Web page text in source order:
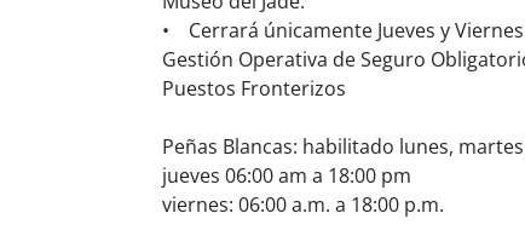
• Cerrará únicamente Jueves y
Gestión Operativa de Seguro
Puestos Fronterizos
Peñas Blancas: habilitado lunes,
jueves 06:00 am a 18:00 pm
viernes: 06:00 a.m. a 18:00 p.m.